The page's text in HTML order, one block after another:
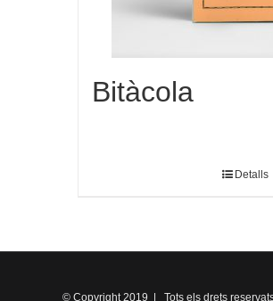
Bitàcola
Detalls
© Copyright 2019 | Tots els drets